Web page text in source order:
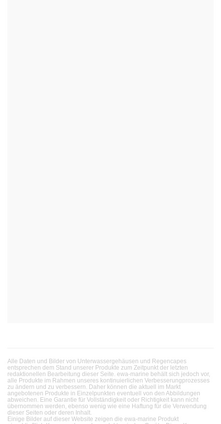
Alle Daten und Bilder von Unterwassergehäusen und Regencapes
entsprechen dem Stand unserer Produkte zum Zeitpunkt der letzten
redaktionellen Bearbeitung dieser Seite. ewa-marine behält sich jedoch vor,
alle Produkte im Rahmen unseres kontinuierlichen Verbesserungprozesses
zu ändern und zu verbessern. Daher können die aktuell im Markt
angebotenen Produkte in Einzelpunkten eventuell von den Abbildungen
abweichen. Eine Garantie für Vollständigkeit oder Richtigkeit kann nicht
übernommen werden, ebenso wenig wie eine Haftung für die Verwendung
dieser Seiten oder deren Inhalt.
Einige Bilder auf dieser Website zeigen die ewa-marine Produkt